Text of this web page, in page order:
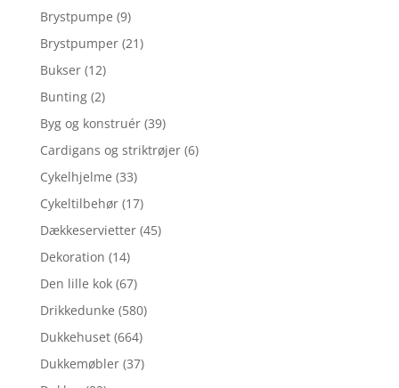
Brystpumpe (9)
Brystpumper (21)
Bukser (12)
Bunting (2)
Byg og konstruér (39)
Cardigans og striktrøjer (6)
Cykelhjelme (33)
Cykeltilbehør (17)
Dækkeservietter (45)
Dekoration (14)
Den lille kok (67)
Drikkedunke (580)
Dukkehuset (664)
Dukkemøbler (37)